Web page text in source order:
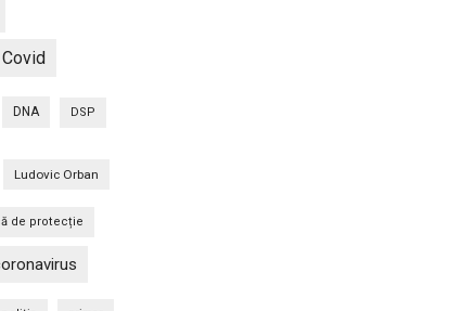
Covid
DNA DSP
Ludovic Orban
de protecție